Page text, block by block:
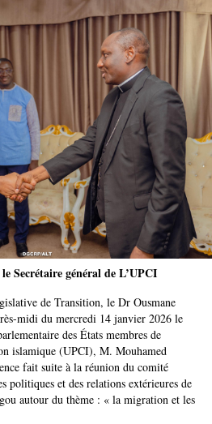
Secrétaire général de L’UPCI
de Transition, le Dr Ousmane
midi du mercredi 14 janvier 2026 le
des États membres de
islamique (UPCI), M. Mouhamed
fait suite à la réunion du comité
politiques et des relations extérieures de
autour du thème : « la migration et les